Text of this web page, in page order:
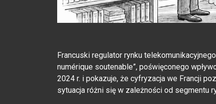
Francuski regulator rynku
numérique soutenable”, poświęconego
2024 r. i pokazuje, że cyfryzacja we Francji
sytuacja różni się w zależności od segmentu